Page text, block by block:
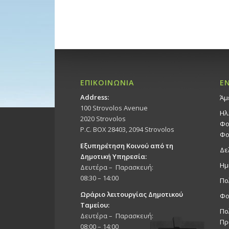
ΕΠΙΚΟΙΝΩΝΙΑ
Address:
100 Strovolos Avenue
2020 Strovolos
P.C. BOX 28403, 2094 Strovolos
Εξυπηρέτηση Κοινού από τη
Δημοτική Υπηρεσία:
Δευτέρα – Παρασκευή:
08:30 – 14:00
Ωράριο λειτουργίας Δημοτικού
Ταμείου:
Δευτέρα – Παρασκευή:
08:00 – 14:00